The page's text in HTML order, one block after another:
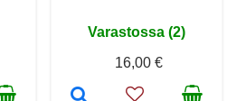
Varastossa (2)
16,00 €